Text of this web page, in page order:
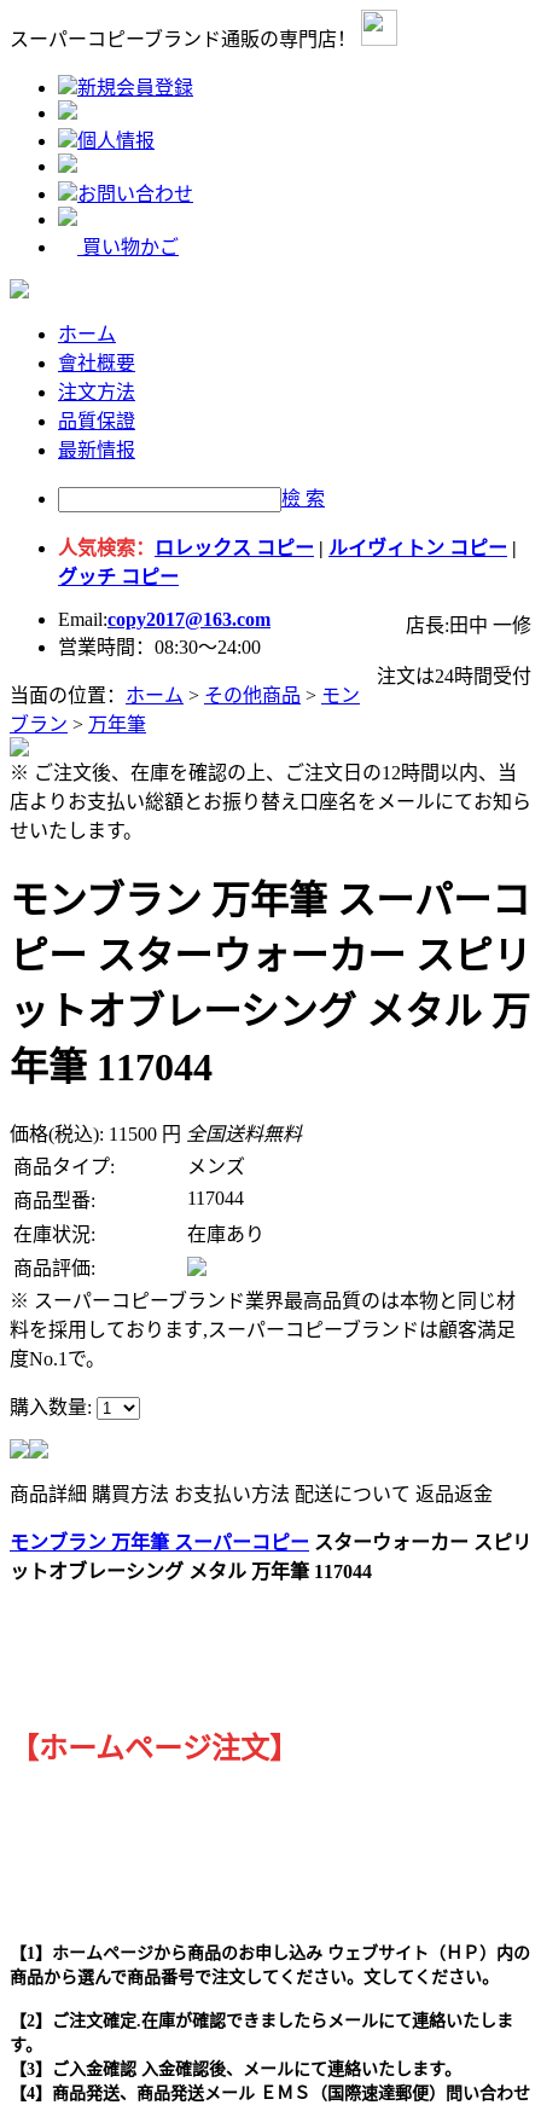
スーパーコピーブランド通販の専門店！
新規会員登録
個人情报
お問い合わせ
買い物かご
ホーム
會社概要
注文方法
品質保證
最新情报
檢 索
人気検索： ロレックス コピー | ルイヴィトン コピー |
グッチ コピー
Email:copy2017@163.com
店長:田中 一修
営業時間：08:30～24:00
注文は24時間受付
当面の位置： ホーム > その他商品 > モン
ブラン > 万年筆
※ ご注文後、在庫を確認の上、ご注文日の12時間以内、当
店よりお支払い総額とお振り替え口座名をメールにてお知ら
せいたします。
モンブラン 万年筆 スーパーコ
ピー スターウォーカー スピリ
ットオブレーシング メタル 万
年筆 117044
価格(税込): 11500 円 全国送料無料
商品タイプ:
メンズ
商品型番:
117044
在庫状況:
在庫あり
商品評価:
※ スーパーコピーブランド業界最高品質のは本物と同じ材
料を採用しております,スーパーコピーブランドは顧客満足
度No.1で。
購入数量:
商品詳細 購買方法 お支払い方法 配送について 返品返金
モンブラン 万年筆 スーパーコピー スターウォーカー スピリ
ットオブレーシング メタル 万年筆 117044
【ホームページ注文】
【1】ホームページから商品のお申し込み ウェブサイト（ＨＰ）内の
商品から選んで商品番号で注文してください。文してください。
【2】ご注文確定.在庫が確認できましたらメールにて連絡いたしま
す。
【3】ご入金確認 入金確認後、メールにて連絡いたします。
【4】商品発送、商品発送メール ＥＭＳ（国際速達郵便）問い合わせ